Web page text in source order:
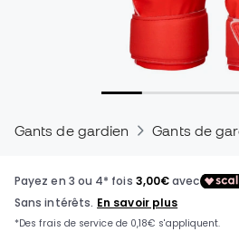
Gants de gardien Gants de